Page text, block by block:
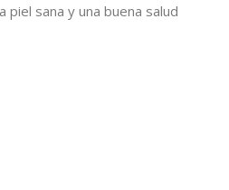
sana y una buena salud